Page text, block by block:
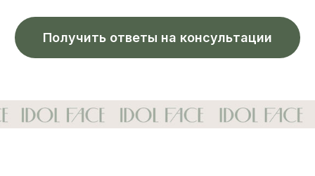
Получить ответы на консультации